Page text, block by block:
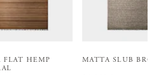
FLAT HEMP
MATTA SLUB